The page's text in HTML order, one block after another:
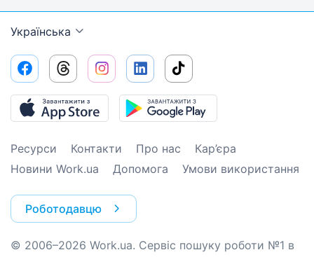
Українська
Ресурси Контакти Про нас
Кар’єра
Новини Work.ua
Допомога Умови використання
Роботодавцю
© 2006–2026 Work.ua. Сервіс пошуку роботи №1 в